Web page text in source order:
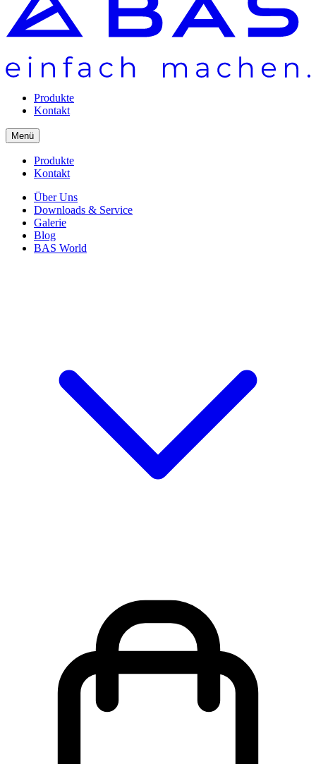
Produkte
Kontakt
Menü
Produkte
Kontakt
Über Uns
Downloads & Service
Galerie
Blog
BAS World